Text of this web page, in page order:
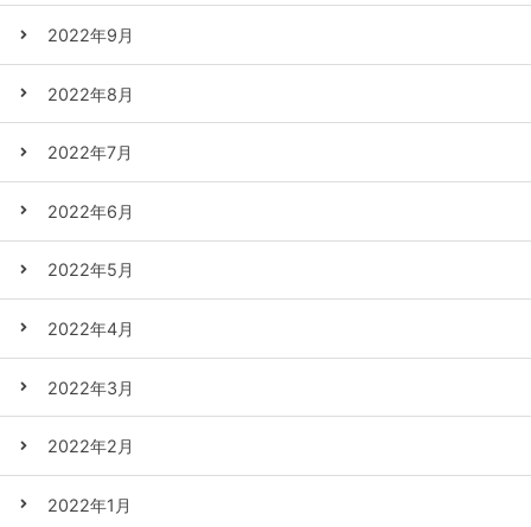
2022年9月
2022年8月
2022年7月
2022年6月
2022年5月
2022年4月
2022年3月
2022年2月
2022年1月